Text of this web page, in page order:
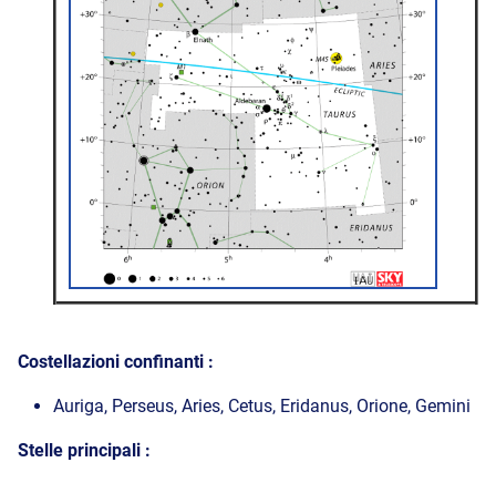
Costellazioni confinanti :
Auriga, Perseus, Aries, Cetus, Eridanus, Orione, Gemini
Stelle principali :